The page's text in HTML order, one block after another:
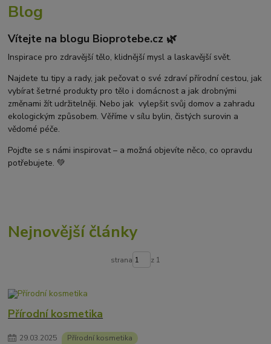
Přírodní čistící prostředky
Jak se zbavit lupů
Příčiny lupů Léčba lupů
Suchá pokožka hlavy a lupy
Přírodní prostředky na lupy
Mastná pokožka hlavy a lupy
Svědění pokožky hlavy
Kvasinky a lupy
diadnostické testy
měření moči
hodnota pH kyselý zásaditý
neutrální
měření pH
Blog
Vítejte na blogu Bioprotebe.cz 🌿
Inspirace pro zdravější tělo, klidnější mysl a laskavější svět.
Najdete tu tipy a rady, jak pečovat o své zdraví přírodní cestou, jak
vybírat šetrné produkty pro tělo i domácnost a jak drobnými
změnami žít udržitelněji. Nebo jak vylepšit svůj domov a zahradu
ekologickým způsobem. Věříme v sílu bylin, čistých surovin a
vědomé péče.
Pojďte se s námi inspirovat – a možná objevíte něco, co opravdu
potřebujete. 💚
Nejnovější články
strana z 1
Přírodní kosmetika
29.03.2025 Přírodní kosmetika